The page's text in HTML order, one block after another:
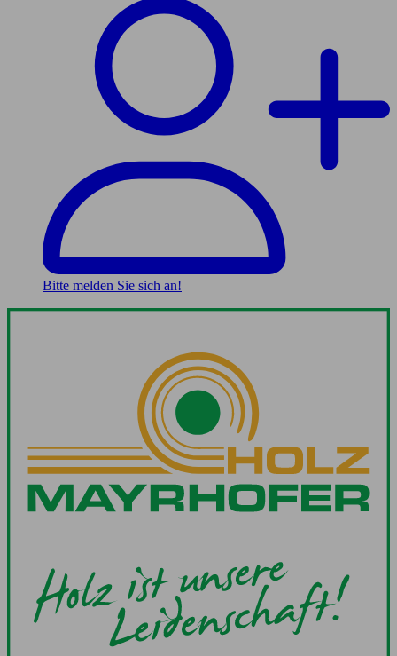
Bitte melden Sie sich an!